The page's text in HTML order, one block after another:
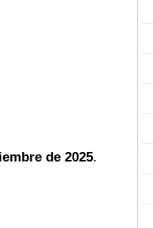
de 2025.